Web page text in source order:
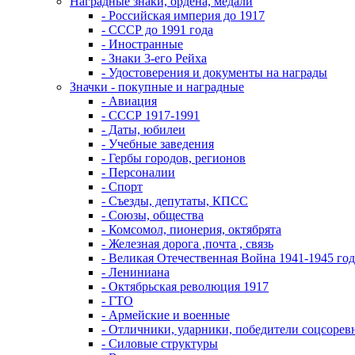
- Российская империя до 1917
- СССР до 1991 года
- Иностранные
- Знаки 3-его Рейха
- Удостоверения и документы на награды
Значки - покупные и наградные
- Авиация
- СССР 1917-1991
- Даты, юбилеи
- Учебные заведения
- Гербы городов, регионов
- Персоналии
- Спорт
- Съезды, депутаты, КПСС
- Союзы, общества
- Комсомол, пионерия, октябрята
- Железная дорога ,почта , связь
- Великая Отечественная Война 1941-1945
- Лениниана
- Октябрьская революция 1917
- ГТО
- Армейские и военные
- Отличники, ударники, победители
- Силовые структуры